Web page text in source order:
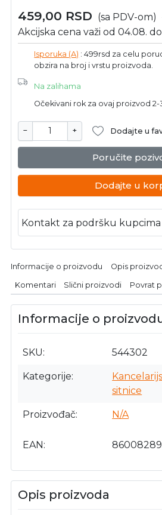
459,00 RSD (sa PDV-om)
Akcijska cena važi od 04.08.
Isporuka (A) : 499rsd za celu
obzira na broj i vrstu proizvoda.
Na zalihama
Očekivani rok za ovaj proizvod 2-
− + Dodajte u
Poručite
Dodajte u
Kontakt za podršku kupcima
Informacije o proizvodu Opis
Komentari Slični proizvodi Povrat
Informacije o
SKU 544302
Kategorije
sitnice
Proizvođač N/A
EAN
Opis proizvoda